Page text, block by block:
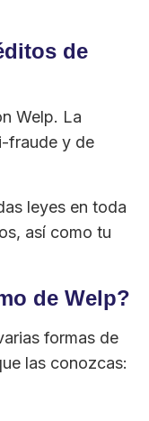
de
Welp. La
fraude y de
leyes en toda
así como tu
de Welp?
formas de
las conozcas: